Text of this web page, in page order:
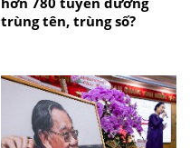
trùng tên, trùng số?